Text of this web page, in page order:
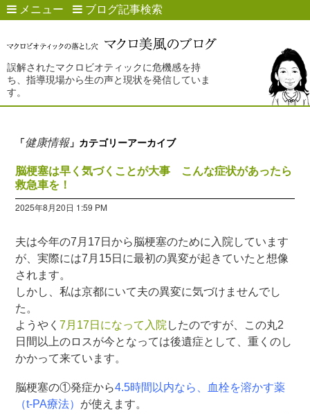
メニュー ブログ記事検索
誤解されたマクロビオティックに危機感を持
ち、指導現場から生の声と現状を発信していま
す。
「健康情報」カテゴリーアーカイブ
脳梗塞は早く気づくことが大事 こんな症状があったら
救急車を！
2025年8月20日 1:59 PM
夫は今年の7月17日から脳梗塞のために入院しています
が、実際には7月15日に最初の異変が起きていたと想像
されます。
しかし、私は京都にいて夫の異変に気づけませんでし
た。
ようやく7月17日になって入院 したのですが、この丸2
日間以上のロスが今となっては後遺症として、重くのし
かかって来ています。
脳梗塞の①発症から4.5時間以内なら、血栓を溶かす薬
（t-PA療法） が使えます。